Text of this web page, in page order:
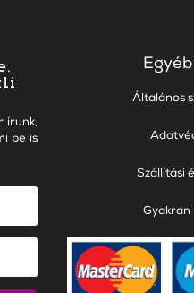
írunk,
be is
Általános
Szállítási
Gyakran